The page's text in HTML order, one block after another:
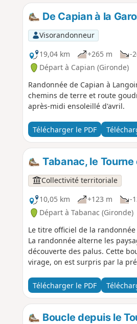
De Capian à la
Visorandonneur
19,04 km
+265 m -
Départ à Capian (Gironde)
Randonnée de Capian à
chemins de terre et route
après-midi ensoleillé d'avril.
Télécharger le PDF
Tabanac, le
Collectivité territoriale
10,05 km
+123 m -
Départ à Tabanac (Gironde)
Le titre officiel de la randonnée
La randonnée alterne les
découverte des palus. Cette
virage, on est surpris par la
Télécharger le PDF
Boucle depuis le